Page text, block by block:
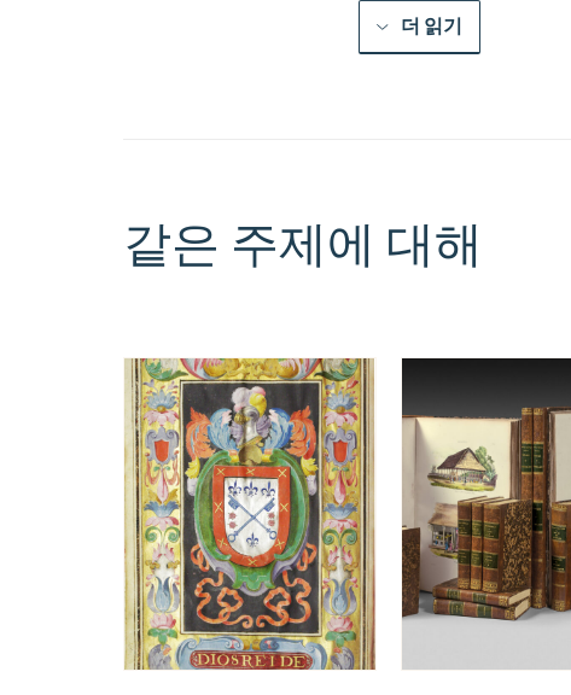
더 읽기
같은 주제에 대해